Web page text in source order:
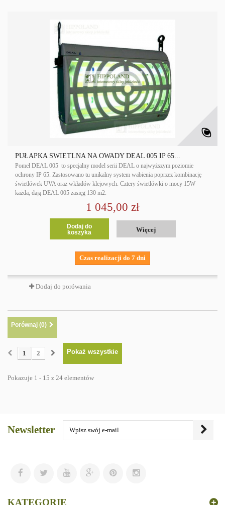
PUŁAPKA ŚWIETLNA NA OWADY DEAL 005 IP 65...
Pomel DEAL 005 to specjalny model serii DEAL o najwyższym poziomie
ochrony IP 65. Zastosowano tu unikalny system wabienia poprzez kombinację
świetlówek UVA oraz wkładów klejowych. Cztery świetlówki o mocy 15W
każda, dają DEAL 005 zasięg 130 m2.
1 045,00 zł
Dodaj do
koszyka
Więcej
Czas realizacji do 7 dni
Dodaj do porówania
Porównaj (0)
Pokaż wszystkie
1 2
Pokazuje 1 - 15 z 24 elementów
Newsletter
KATEGORIE